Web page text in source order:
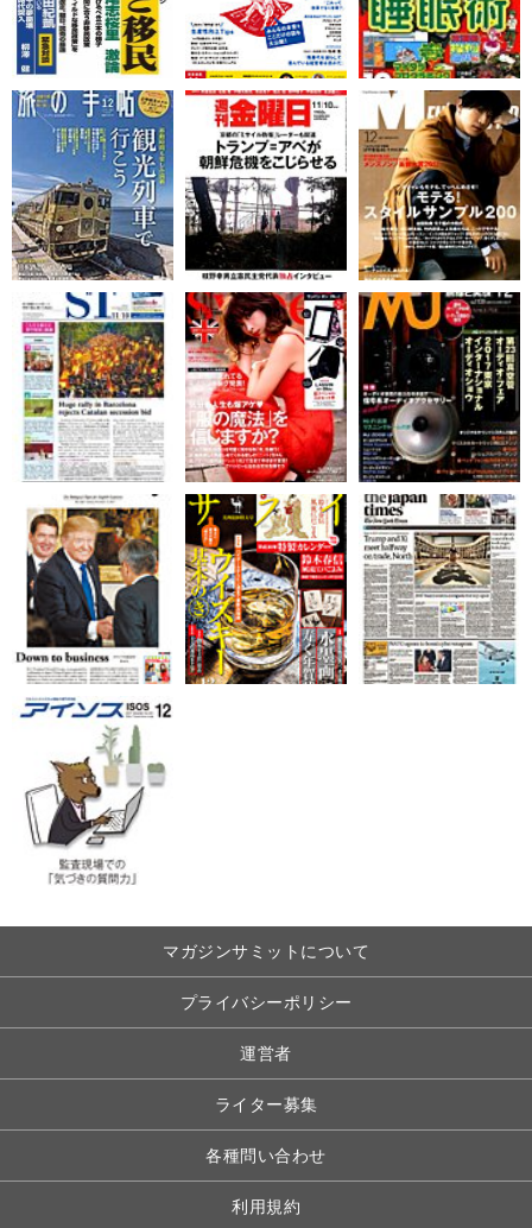
マガジンサミットについて
プライバシーポリシー
運営者
ライター募集
各種問い合わせ
利用規約